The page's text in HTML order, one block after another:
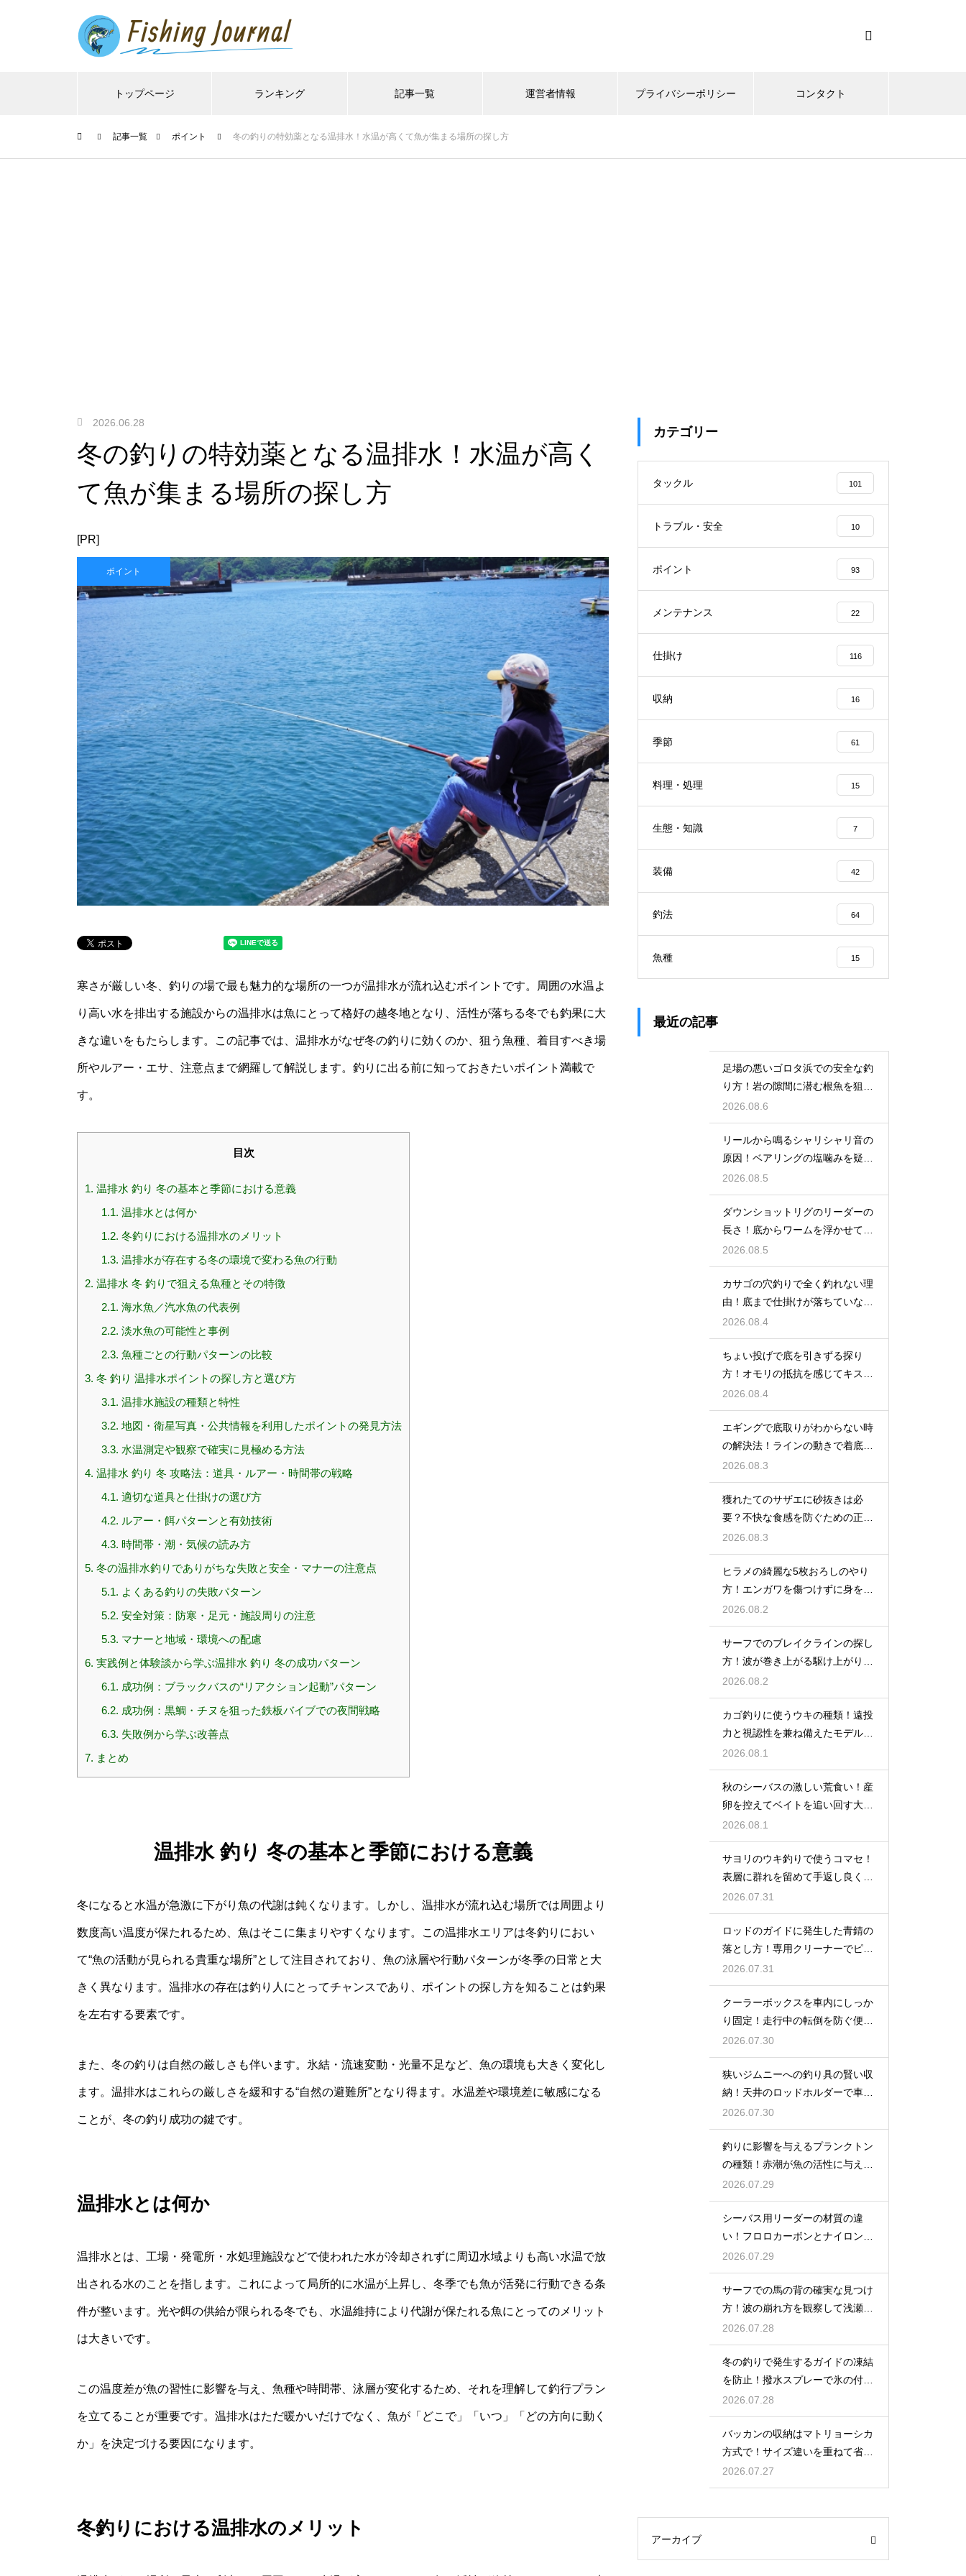
トップページ ランキング 記事一覧 運営者情報 プライバシーポリシー コンタクト
記事一覧 ポイント 冬の釣りの特効薬となる温排水！水温が高くて魚が集まる場所の探し方
2026.06.28
冬の釣りの特効薬となる温排水！水温が高く
て魚が集まる場所の探し方
[PR]
ポイント
寒さが厳しい冬、釣りの場で最も魅力的な場所の一つが温排水が流れ込むポイントです。周囲の水温よ
り高い水を排出する施設からの温排水は魚にとって格好の越冬地となり、活性が落ちる冬でも釣果に大
きな違いをもたらします。この記事では、温排水がなぜ冬の釣りに効くのか、狙う魚種、着目すべき場
所やルアー・エサ、注意点まで網羅して解説します。釣りに出る前に知っておきたいポイント満載で
す。
目次
1. 温排水 釣り 冬の基本と季節における意義
1.1. 温排水とは何か
1.2. 冬釣りにおける温排水のメリット
1.3. 温排水が存在する冬の環境で変わる魚の行動
2. 温排水 冬 釣りで狙える魚種とその特徴
2.1. 海水魚／汽水魚の代表例
2.2. 淡水魚の可能性と事例
2.3. 魚種ごとの行動パターンの比較
3. 冬 釣り 温排水ポイントの探し方と選び方
3.1. 温排水施設の種類と特性
3.2. 地図・衛星写真・公共情報を利用したポイントの発見方法
3.3. 水温測定や観察で確実に見極める方法
4. 温排水 釣り 冬 攻略法：道具・ルアー・時間帯の戦略
4.1. 適切な道具と仕掛けの選び方
4.2. ルアー・餌パターンと有効技術
4.3. 時間帯・潮・気候の読み方
5. 冬の温排水釣りでありがちな失敗と安全・マナーの注意点
5.1. よくある釣りの失敗パターン
5.2. 安全対策：防寒・足元・施設周りの注意
5.3. マナーと地域・環境への配慮
6. 実践例と体験談から学ぶ温排水 釣り 冬の成功パターン
6.1. 成功例：ブラックバスの“リアクション起動”パターン
6.2. 成功例：黒鯛・チヌを狙った鉄板バイブでの夜間戦略
6.3. 失敗例から学ぶ改善点
7. まとめ
温排水 釣り 冬の基本と季節における意義
冬になると水温が急激に下がり魚の代謝は鈍くなります。しかし、温排水が流れ込む場所では周囲より
数度高い温度が保たれるため、魚はそこに集まりやすくなります。この温排水エリアは冬釣りにおい
て“魚の活動が見られる貴重な場所”として注目されており、魚の泳層や行動パターンが冬季の日常と大
きく異なります。温排水の存在は釣り人にとってチャンスであり、ポイントの探し方を知ることは釣果
を左右する要素です。
また、冬の釣りは自然の厳しさも伴います。氷結・流速変動・光量不足など、魚の環境も大きく変化し
ます。温排水はこれらの厳しさを緩和する“自然の避難所”となり得ます。水温差や環境差に敏感になる
ことが、冬の釣り成功の鍵です。
温排水とは何か
温排水とは、工場・発電所・水処理施設などで使われた水が冷却されずに周辺水域よりも高い水温で放
出される水のことを指します。これによって局所的に水温が上昇し、冬季でも魚が活発に行動できる条
件が整います。光や餌の供給が限られる冬でも、水温維持により代謝が保たれる魚にとってのメリット
は大きいです。
この温度差が魚の習性に影響を与え、魚種や時間帯、泳層が変化するため、それを理解して釣行プラン
を立てることが重要です。温排水はただ暖かいだけでなく、魚が「どこで」「いつ」「どの方向に動く
か」を決定づける要因になります。
冬釣りにおける温排水のメリット
カテゴリー
タックル 101
トラブル・安全 10
ポイント 93
メンテナンス 22
仕掛け 116
収納 16
季節 61
料理・処理 15
生態・知識 7
装備 42
釣法 64
魚種 15
最近の記事
足場の悪いゴロタ浜での安全な釣
り方！岩の隙間に潜む根魚を狙う
仕掛け
2026.08.6
リールから鳴るシャリシャリ音の
原因！ベアリングの塩噛みを疑っ
て洗浄する
2026.08.5
ダウンショットリグのリーダーの
長さ！底からワームを浮かせてア
ピール
2026.08.5
カサゴの穴釣りで全く釣れない理
由！底まで仕掛けが落ちていない
原因
2026.08.4
ちょい投げで底を引きずる探り
方！オモリの抵抗を感じてキスの
アタリを待つ
2026.08.4
エギングで底取りがわからない時
の解決法！ラインの動きで着底を
見極める
2026.08.3
獲れたてのサザエに砂抜きは必
要？不快な食感を防ぐための正し
い下処理
2026.08.3
ヒラメの綺麗な5枚おろしのやり
方！エンガワを傷つけずに身を剥
がす
2026.08.2
サーフでのブレイクラインの探し
方！波が巻き上がる駆け上がりを
狙う
2026.08.2
カゴ釣りに使うウキの種類！遠投
力と視認性を兼ね備えたモデルの
選び方
2026.08.1
秋のシーバスの激しい荒食い！産
卵を控えてベイトを追い回す大型
を狙い撃つ
2026.08.1
サヨリのウキ釣りで使うコマセ！
表層に群れを留めて手返し良く釣
るコツ
2026.07.31
ロッドのガイドに発生した青錆の
落とし方！専用クリーナーでピカ
ピカに
2026.07.31
クーラーボックスを車内にしっか
り固定！走行中の転倒を防ぐ便利
な工夫
2026.07.30
狭いジムニーへの釣り具の賢い収
納！天井のロッドホルダーで車内
を広く使う
2026.07.30
釣りに影響を与えるプランクトン
の種類！赤潮が魚の活性に与える
変化
2026.07.29
シーバス用リーダーの材質の違
い！フロロカーボンとナイロンの
使い分け
2026.07.29
サーフでの馬の背の確実な見つけ
方！波の崩れ方を観察して浅瀬の
地形を読む
2026.07.28
冬の釣りで発生するガイドの凍結
を防止！撥水スプレーで氷の付着
を防ぐ対策
2026.07.28
バッカンの収納はマトリョーシカ
方式で！サイズ違いを重ねて省ス
ペース化
2026.07.27
アーカイブ